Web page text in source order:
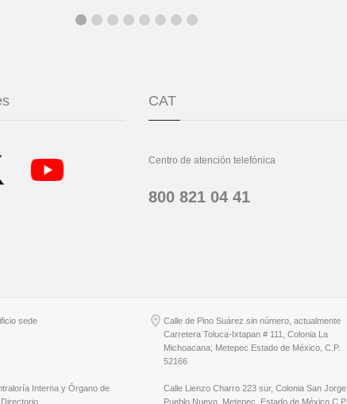
CAT
Centro de atención telefónica
800 821 04 41
sede
Interna y Órgano de
Calle de Pino Suárez sin número, actualmente
Carretera Toluca-Ixtapan # 111, Colonia La
Michoacana; Metepec Estado de México, C.P.
52166
Calle Lienzo Charro 223 sur, Colonia San Jorge
Pueblo Nuevo, Metepec, Estado de México C.P.